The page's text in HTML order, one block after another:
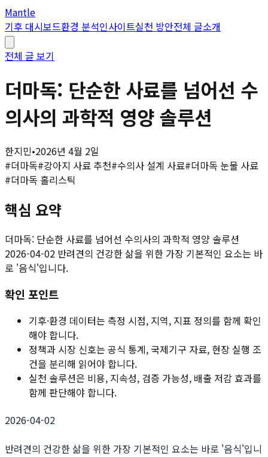
Mantle
기후 대시보드환경 분석인사이트실천 방안전체 글소개
전체 글 보기
더마독: 단순한 사료를 넘어선 수
의사의 과학적 영양 솔루션
한지민•2026년 4월 2일
#더마독#강아지 사료 추천#수의사 설계 사료#더마독 눈물 사료
#더마독 홀리스틱
핵심 요약
더마독: 단순한 사료를 넘어선 수의사의 과학적 영양 솔루션
2026-04-02 반려견의 건강한 삶을 위한 가장 기본적인 요소는 바
로 '음식'입니다.
확인 포인트
기후·환경 데이터는 측정 시점, 지역, 지표 정의를 함께 확인
해야 합니다.
정책과 시장 신호는 공식 통계, 국제기구 자료, 현장 실행 조
건을 분리해 읽어야 합니다.
실천 솔루션은 비용, 지속성, 검증 가능성, 배출 저감 효과를
함께 판단해야 합니다.
2026-04-02
반려견의 건강한 삶을 위한 가장 기본적인 요소는 바로 '음식'입니